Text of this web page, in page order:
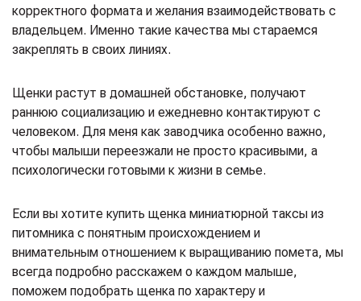
корректного формата и желания взаимодействовать с
владельцем. Именно такие качества мы стараемся
закреплять в своих линиях.
Щенки растут в домашней обстановке, получают
раннюю социализацию и ежедневно контактируют с
человеком. Для меня как заводчика особенно важно,
чтобы малыши переезжали не просто красивыми, а
психологически готовыми к жизни в семье.
Если вы хотите купить щенка миниатюрной таксы из
питомника с понятным происхождением и
внимательным отношением к выращиванию помета, мы
всегда подробно расскажем о каждом малыше,
поможем подобрать щенка по характеру и